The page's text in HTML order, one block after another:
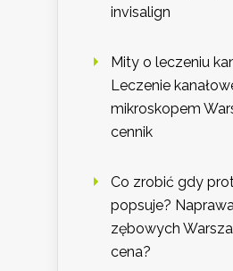
invisalign
Mity o leczeniu
Leczenie
mikroskopem
cennik
Co zrobić gdy
popsuje?
zębowych
cena?